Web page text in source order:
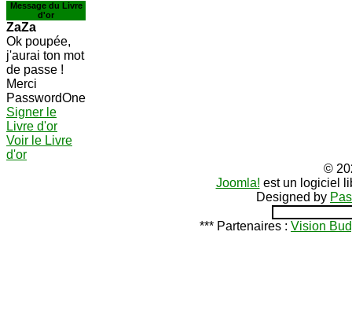
Message du Livre
d'or
ZaZa
Ok poupée,
j'aurai ton mot
de passe !
Merci
PasswordOne
Signer le
Livre d'or
Voir le Livre
d'or
©
Joomla! est un logiciel
Designed by
*** Partenaires : Vision